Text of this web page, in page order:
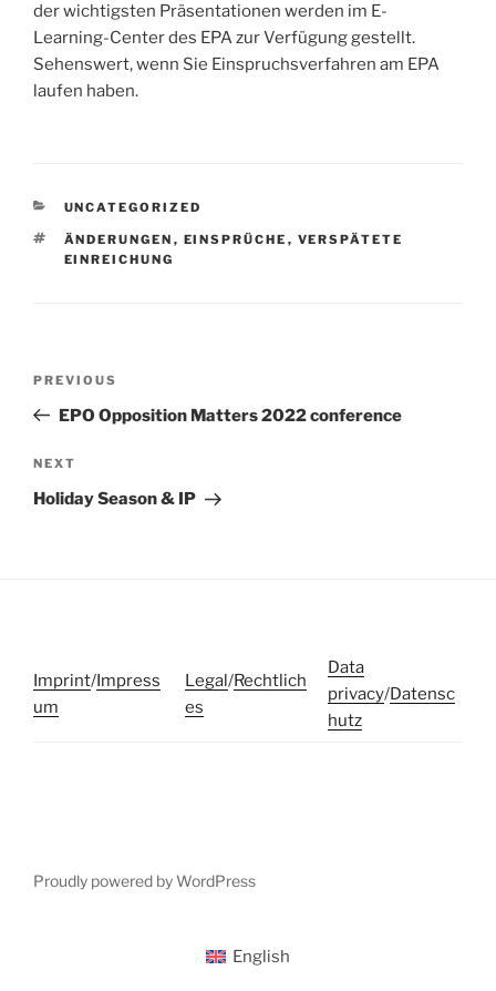
der wichtigsten Präsentationen werden im E-
Learning-Center des EPA zur Verfügung gestellt.
Sehenswert, wenn Sie Einspruchsverfahren am EPA
laufen haben.
CATEGORIES
UNCATEGORIZED
TAGS
ÄNDERUNGEN , EINSPRÜCHE , VERSPÄTETE
EINREICHUNG
Previous
Post
PREVIOUS
EPO Opposition Matters 2022 conference
Next
Post
NEXT
Holiday Season & IP
Imprint/Impress
um
Legal/Rechtlich
es
Data
privacy/Datensc
hutz
Proudly powered by WordPress
English